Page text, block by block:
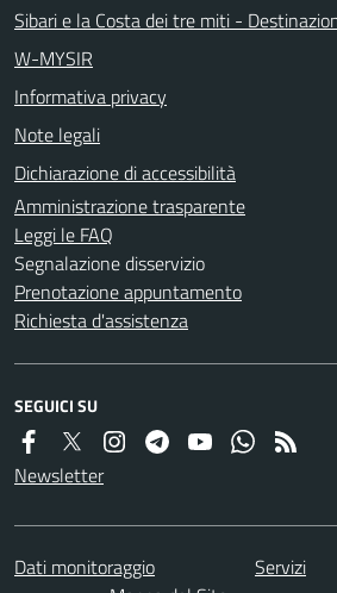
Sibari e la Costa dei tre miti -
W-MYSIR
Informativa privacy
Note legali
Dichiarazione di accessibilità
Amministrazione trasparente
Leggi le FAQ
Segnalazione disservizio
Prenotazione appuntamento
Richiesta d'assistenza
SEGUICI SU
Newsletter
Dati monitoraggio Servizi